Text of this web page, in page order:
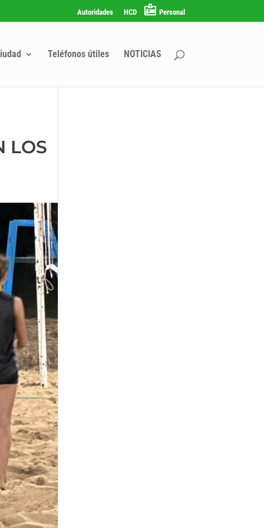
Autoridades HCD Personal
Teléfonos útiles NOTICIAS
LOS